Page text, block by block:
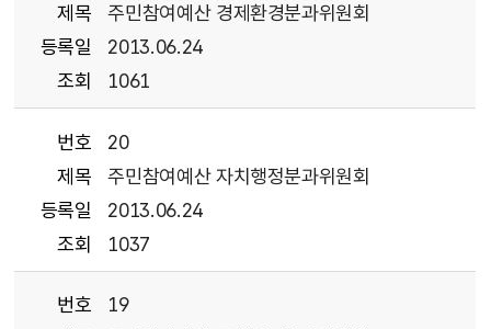
제목
주민참여예산 경제환경분과위원회
등록일
2013.06.24
조회
1061
번호
20
제목
주민참여예산 자치행정분과위원회
등록일
2013.06.24
조회
1037
번호
19